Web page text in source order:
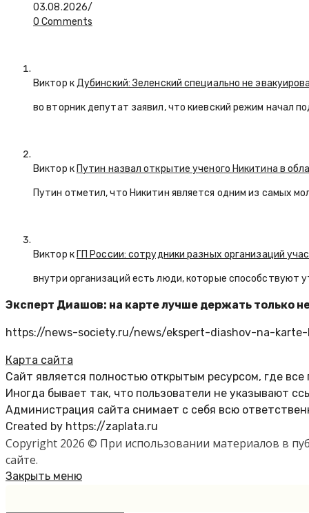
03.08.2026/
0 Comments
Виктор кДубинский: Зеленский специально не
во вторник депутат заявил, что киевский режим начал
Виктор к Путин назвал открытие ученого Никитина в
Путин отметил, что Никитин является одним из самых
Виктор к ГП России: сотрудники разных организаций
внутри организаций есть люди, которые способствуют
Эксперт Диашов: на карте лучше держать только
https://news-society.ru/news/ekspert-diashov-na-
Карта сайта
Сайт является полностью открытым ресурсом, где
Иногда бывает так, что пользователи не указывают
Администрация сайта снимает с себя всю
Created by https://zaplata.ru
Copyright 2026 © При использовании материалов в
сайте.
Закрыть меню